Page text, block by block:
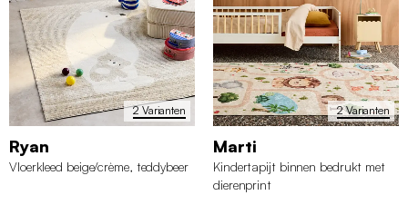
2 Varianten
Ryan
Vloerkleed beige/crème, teddybeer
2 Varianten
Marti
Kindertapijt binnen bedrukt met
dierenprint